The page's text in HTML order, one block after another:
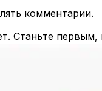
комментарии.
Станьте